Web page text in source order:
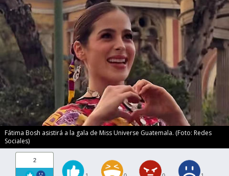
Fátima Bosh asistirá a la gala de Miss Universe Guatemala. (Foto: Redes
Sociales)
2